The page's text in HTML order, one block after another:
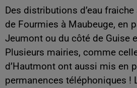
Des distributions d’eau
de Fourmies à Maubeuge, en
Jeumont ou du côté de Guise
Plusieurs mairies, comme
d’Hautmont ont aussi mis en
permanences téléphoniques !